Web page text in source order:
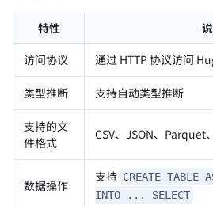
特性
访问协议
通过 HTTP 协议访问
类型推断 支持自动类型推断
支持的文
件格式
CSV、JSON、Parquet
数据操作
支持 CREATE TABLE
INTO ... SELECT